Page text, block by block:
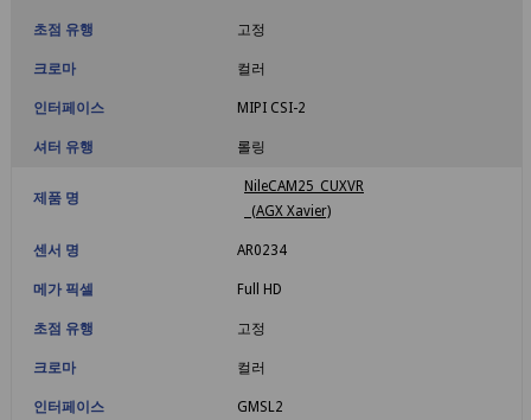
초점 유행 고정
크로마 컬러
인터페이스 MIPI CSI-2
셔터 유행 롤링
제품 명
NileCAM25_CUXVR
(AGX Xavier)
센서 명 AR0234
메가 픽셀 Full HD
초점 유행 고정
크로마 컬러
인터페이스 GMSL2